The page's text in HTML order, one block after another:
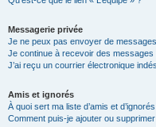
Messagerie privée
Je ne peux pas envoyer de
Je continue à recevoir des messages
J’ai reçu un courrier électronique
Amis et ignorés
À quoi sert ma liste d’amis et
Comment puis-je ajouter ou